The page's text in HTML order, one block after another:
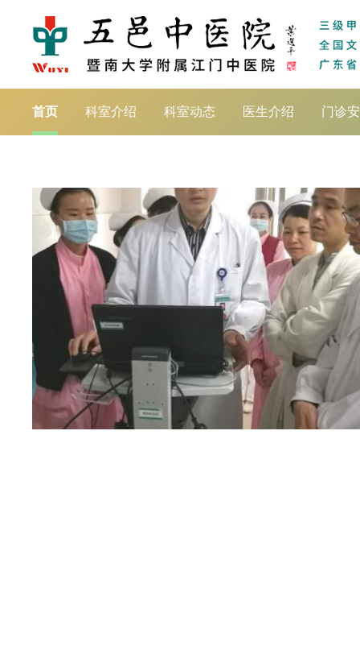
首页 科室介绍 科室动态 医生介绍 门诊